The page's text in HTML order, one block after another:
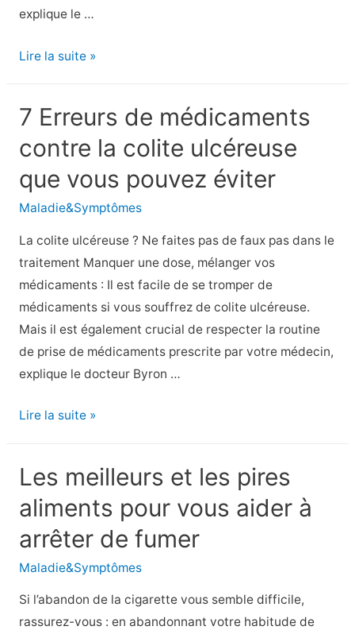
explique le …
12
éviter
si
êtes
atteint
de
diabète
de
type
2
Lire la suite »
7 Erreurs de médicaments
contre la colite ulcéreuse
que vous pouvez éviter
Maladie&Symptômes
La colite ulcéreuse ? Ne faites pas de faux pas dans le
traitement Manquer une dose, mélanger vos
médicaments : Il est facile de se tromper de
médicaments si vous souffrez de colite ulcéreuse.
Mais il est également crucial de respecter la routine
de prise de médicaments prescrite par votre médecin,
explique le docteur Byron …
7
médicaments
contre
colite
ulcéreuse
que
Lire la suite »
Les meilleurs et les pires
aliments pour vous aider à
arrêter de fumer
Maladie&Symptômes
Si l’abandon de la cigarette vous semble difficile,
rassurez-vous : en abandonnant votre habitude de